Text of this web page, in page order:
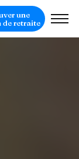
une
de retraite